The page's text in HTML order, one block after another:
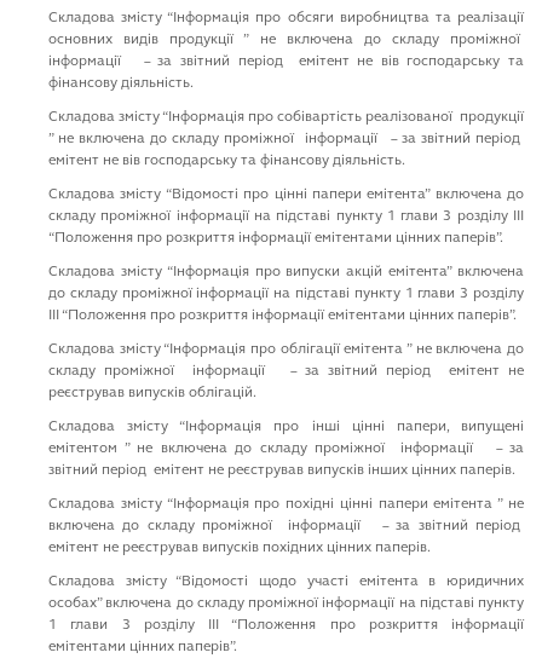
Cкладова змiсту “Iнформацiя про обсяги виробництва та реалiзацiї
основних видiв продукцiї ” не включена до складу промiжної
iнформацiї – за звiтний перiод емiтент не вiв господарську та
фiнансову дiяльнiсть.
Cкладова змiсту “Iнформацiя про собiвартiсть реалiзованої продукцiї
” не включена до складу промiжної iнформацiї – за звiтний перiод
емiтент не вiв господарську та фiнансову дiяльнiсть.
Cкладова змiсту “Вiдомостi про цiннi папери емiтента” включена до
складу проміжної iнформацiї на пiдставi пункту 1 глави 3 роздiлу III
“Положення про розкриття iнформацiї емiтентами цiнних паперiв”.
Cкладова змiсту “Iнформацiя про випуски акцiй емiтента” включена
до складу проміжної iнформацiї на пiдставi пункту 1 глави 3 роздiлу
III “Положення про розкриття iнформацiї емiтентами цiнних паперiв”.
Cкладова змiсту “Iнформацiя про облiгацiї емiтента ” не включена до
складу промiжної iнформацiї – за звiтний перiод емiтент не
реєстрував випускiв облiгацiй.
Cкладова змiсту “Iнформацiя про iншi цiннi папери, випущенi
емiтентом ” не включена до складу промiжної iнформацiї – за
звiтний перiод емiтент не реєстрував випускiв iнших цiнних паперiв.
Cкладова змiсту “Iнформацiя про похiднi цiннi папери емiтента ” не
включена до складу промiжної iнформацiї – за звiтний перiод
емiтент не реєстрував випускiв похiдних цiнних паперiв.
Cкладова змiсту “Вiдомостi щодо участi емiтента в юридичних
особах” включена до складу проміжної iнформацiї на пiдставi пункту
1 глави 3 роздiлу III “Положення про розкриття iнформацiї
емiтентами цiнних паперiв”.